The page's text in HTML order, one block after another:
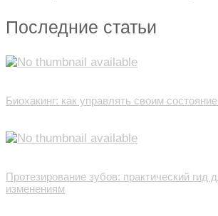
Последние статьи
Биохакинг: как управлять своим
Протезирование зубов: практический гид
изменениям